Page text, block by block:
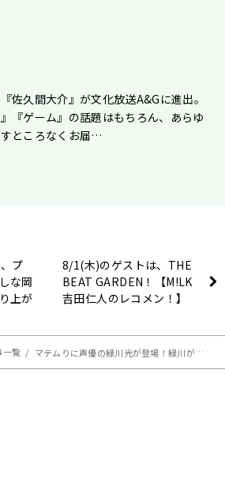
佐久間大介』が文化放送A&Gに進出。
『ゲーム』の話題はもちろん、あらゆ
ところなくお届…
プ
な岡
上が
8/1(木)のゲストは、THE
BEAT GARDEN！【M!LK
吉田仁人のレコメン！】
一覧 マテムりに声優の緑川光が登場！緑川が明かした『ガンダムＷ』のオーディションの裏話にSnow Man佐久間も驚愕！